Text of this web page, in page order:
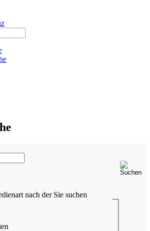
nach der Sie suchen